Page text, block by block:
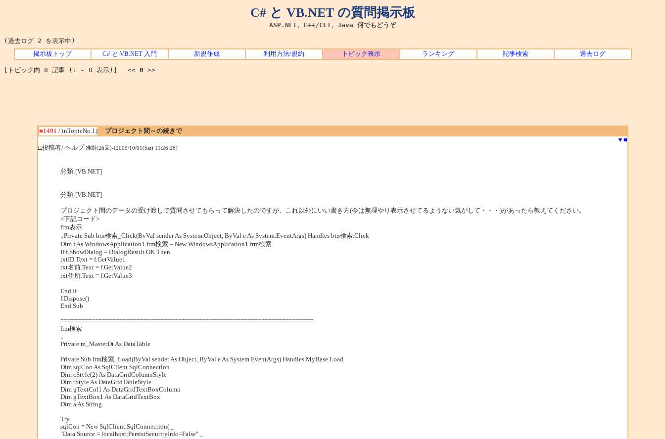
C# と VB.NET の質問掲示板
ASP.NET、C++/CLI、Java 何でもどうぞ
(過去ログ 2 を表示中)
掲示板トップ C# と VB.NET 入門 新規作成 利用方法/規約 トピック表示 ランキング 記事検索 過去ログ
[トピック内 8 記事 (1 - 8 表示)] << 0 >>
■1491 / inTopicNo.1)
プロジェクト間～の続きで
▼ ■
□投稿者/ ヘルプ 准尉(26回)-(2005/10/01(Sat) 11:26:28)
分類:[VB.NET]
分類:[VB.NET]
プロジェクト間のデータの受け渡しで質問させてもらって解決したのですが、これ以外にいい書き方(今は無理やり表示させてるようない気がして・・・)があったら教えてください。
<下記コード>
frm表示
↓Private Sub btn検索_Click(ByVal sender As System.Object, ByVal e As System.EventArgs) Handles btn検索.Click
Dim f As WindowsApplication1.frm検索 = New WindowsApplication1.frm検索
If f.ShowDialog = DialogResult.OK Then
txtID.Text = f.GetValue1
txt名前.Text = f.GetValue2
txt住所.Text = f.GetValue3
End If
f.Dispose()
End Sub
=========================================================================
frm検索
↓
Private m_MasterDt As DataTable
Private Sub frm検索_Load(ByVal sender As Object, ByVal e As System.EventArgs) Handles MyBase.Load
Dim sqlCon As SqlClient.SqlConnection
Dim cStyle(2) As DataGridColumnStyle
Dim tStyle As DataGridTableStyle
Dim gTextCol1 As DataGridTextBoxColumn
Dim gTextBox1 As DataGridTextBox
Dim a As String
Try
sqlCon = New SqlClient.SqlConnection( _
"Data Source = localhost;PersistSecurityInfo=False" _